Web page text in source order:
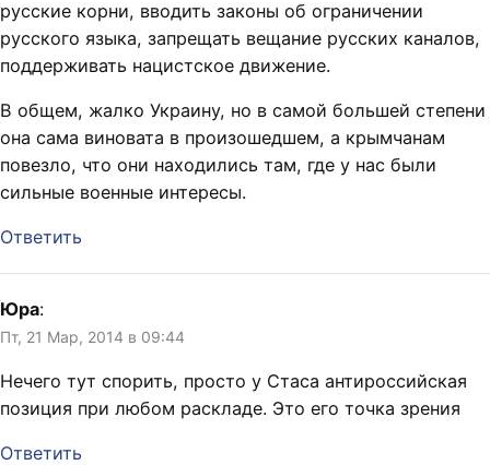
русские корни, вводить законы об ограничении
русского языка, запрещать вещание русских каналов,
поддерживать нацистское движение.
В общем, жалко Украину, но в самой большей степени
она сама виновата в произошедшем, а крымчанам
повезло, что они находились там, где у нас были
сильные военные интересы.
Ответить
Юра:
Пт, 21 Мар, 2014 в 09:44
Нечего тут спорить, просто у Стаса антироссийская
позиция при любом раскладе. Это его точка зрения
Ответить